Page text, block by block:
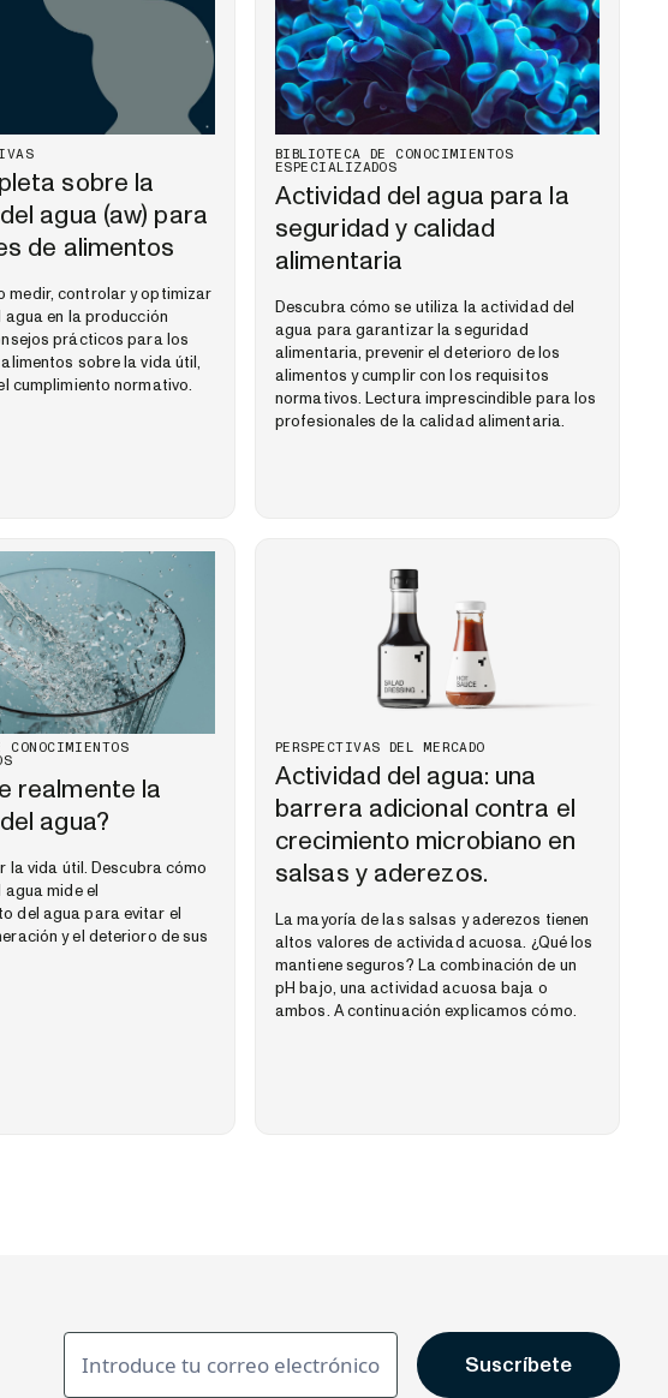
sobre la
agua (aw) para
de alimentos
medir, controlar y optimizar
en la producción
prácticos para los
sobre la vida útil,
cumplimiento normativo.
BIBLIOTECA DE CONOCIMIENTOS
ESPECIALIZADOS
Actividad del agua para la
seguridad y calidad
alimentaria
Descubra cómo se utiliza la actividad del
agua para garantizar la seguridad
alimentaria, prevenir el deterioro de los
alimentos y cumplir con los requisitos
normativos. Lectura imprescindible para los
profesionales de la calidad alimentaria.
realmente la
agua?
la vida útil. Descubra cómo
mide el
del agua para evitar el
y el deterioro de sus
PERSPECTIVAS DEL MERCADO
Actividad del agua: una
barrera adicional contra el
crecimiento microbiano en
salsas y aderezos.
La mayoría de las salsas y aderezos tienen
altos valores de actividad acuosa. ¿Qué los
mantiene seguros? La combinación de un
pH bajo, una actividad acuosa baja o
ambos. A continuación explicamos cómo.